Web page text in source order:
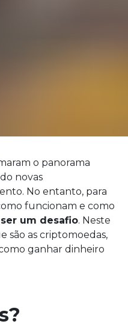
o panorama
novas
No entanto, para
funcionam e como
um desafio. Neste
são as criptomoedas,
ganhar dinheiro